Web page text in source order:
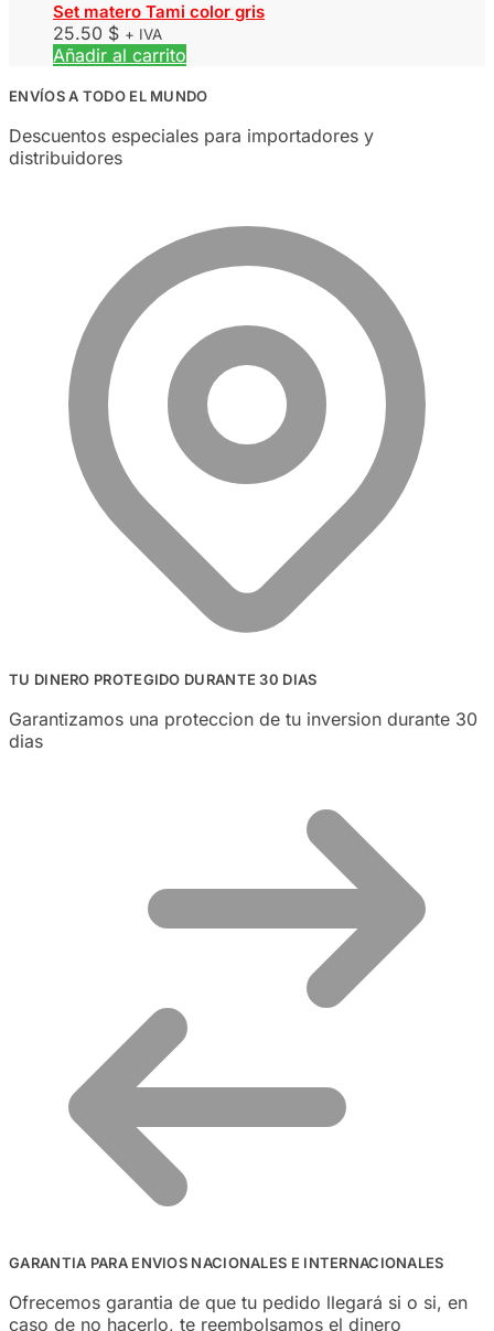
Set matero Tami color gris
25.50 $ + IVA
Añadir al carrito
ENVÍOS A TODO EL MUNDO
Descuentos especiales para importadores y
distribuidores
TU DINERO PROTEGIDO DURANTE 30 DIAS
Garantizamos una proteccion de tu inversion durante 30
dias
GARANTIA PARA ENVIOS NACIONALES E INTERNACIONALES
Ofrecemos garantia de que tu pedido llegará si o si, en
caso de no hacerlo, te reembolsamos el dinero